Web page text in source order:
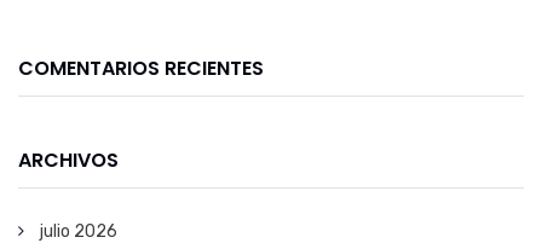
COMENTARIOS RECIENTES
ARCHIVOS
julio 2026